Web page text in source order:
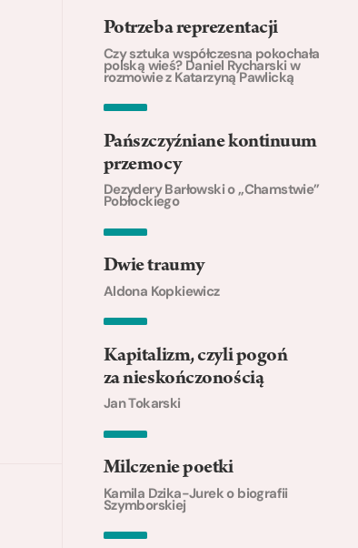
Potrzeba reprezentacji
Czy sztuka współczesna pokochała
polską wieś? Daniel Rycharski w
rozmowie z Katarzyną Pawlicką
Pańszczyźniane kontinuum
przemocy
Dezydery Barłowski o „Chamstwie”
Pobłockiego
Dwie traumy
Aldona Kopkiewicz
Kapitalizm, czyli pogoń
za nieskończonością
Jan Tokarski
Milczenie poetki
Kamila Dzika-Jurek o biografii
Szymborskiej